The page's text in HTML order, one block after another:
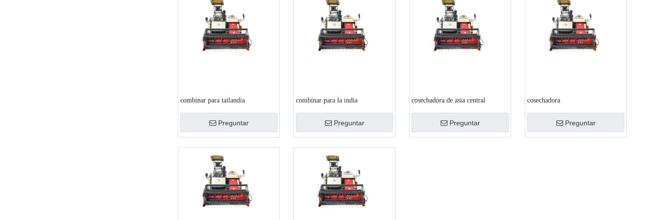
combinar para tailandia
Preguntar
combinar para la india
Preguntar
cosechadora de asia central
Preguntar
cosechadora
Preguntar